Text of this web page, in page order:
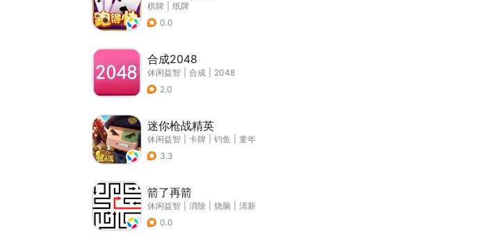
棋牌
纸牌
0.0
合成2048
休闲益智 合成
2048
2.0
迷你枪战精英
休闲益智 卡牌 钓鱼
童年
3.3
箭了再箭
休闲益智 消除 烧脑
清新
0.0